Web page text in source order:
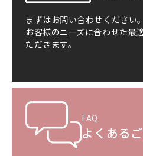
まずはお問い合わせください。
お客様のニーズに合わせた最
ただきます。
FAQ
よくある